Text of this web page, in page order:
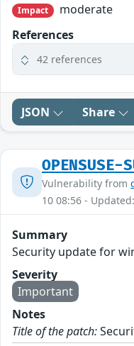
Impact
moderate
References
42 references
JSON Share
Vulnerability from
10 08:56 -
Summary
Security update for
Severity
Important
Notes
Title of the patch: